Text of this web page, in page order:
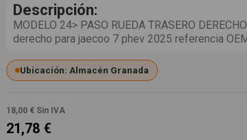
Descripción:
MODELO 24> PASO RUEDA TRASERO
derecho para jaecoo 7 phev 2025 referencia
Ubicación: Almacén Granada
18,00 € Sin IVA
21,78 €